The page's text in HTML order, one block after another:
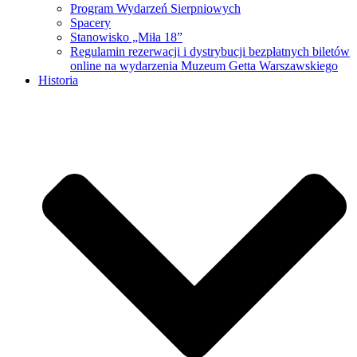
Program Wydarzeń Sierpniowych
Spacery
Stanowisko „Miła 18”
Regulamin rezerwacji i dystrybucji bezpłatnych biletów
online na wydarzenia Muzeum Getta Warszawskiego
Historia